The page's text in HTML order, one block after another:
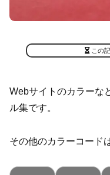
この
Webサイトのカラーな
ル集です。
その他のカラーコード